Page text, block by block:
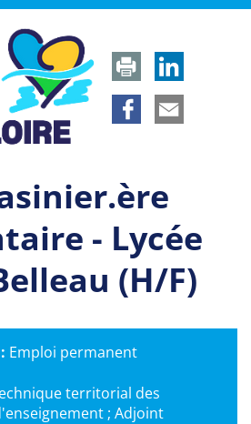
- Lycée
(H/F)
Emploi permanent
territorial des
; Adjoint